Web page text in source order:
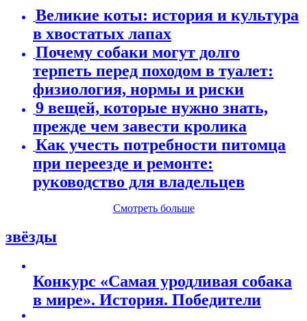
Великие коты: история и культура
в хвостатых лапах
Почему собаки могут долго
терпеть перед походом в туалет:
физиология, нормы и риски
9 вещей, которые нужно знать,
прежде чем завести кролика
Как учесть потребности питомца
при переезде и ремонте:
руководство для владельцев
Смотреть больше
звёзды
Конкурс «Самая уродливая собака
в мире». История. Победители